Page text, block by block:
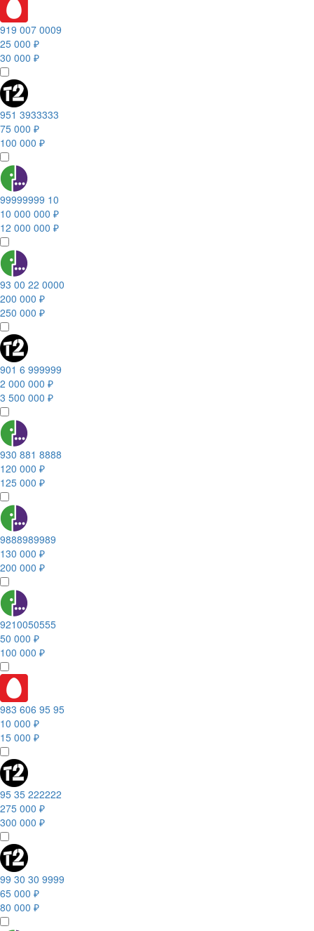
919 007 0009
25 000 ₽
30 000 ₽
951 3933333
75 000 ₽
100 000 ₽
99999999 10
10 000 000 ₽
12 000 000 ₽
93 00 22 0000
200 000 ₽
250 000 ₽
901 6 999999
2 000 000 ₽
3 500 000 ₽
930 881 8888
120 000 ₽
125 000 ₽
9888989989
130 000 ₽
200 000 ₽
9210050555
50 000 ₽
100 000 ₽
983 606 95 95
10 000 ₽
15 000 ₽
95 35 222222
275 000 ₽
300 000 ₽
99 30 30 9999
65 000 ₽
80 000 ₽